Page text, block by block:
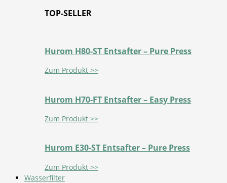
TOP-SELLER
Hurom H80-ST Entsafter – Pure Press
Zum Produkt >>
Hurom H70-FT Entsafter – Easy Press
Zum Produkt >>
Hurom E30-ST Entsafter – Pure Press
Zum Produkt >>
Wasserfilter